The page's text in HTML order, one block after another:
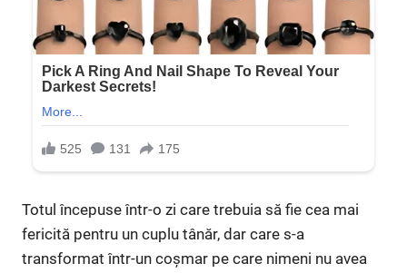
Totul începuse într-o zi care trebuia să fie cea mai
fericită pentru un cuplu tânăr, dar care s-a
transformat într-un coșmar pe care nimeni nu avea